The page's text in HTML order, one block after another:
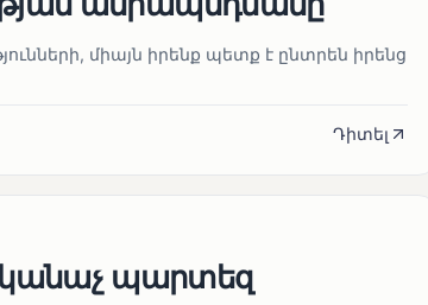
միայն իրենք պետք է ընտրեն իրենց
Դիտել
պարտեզ